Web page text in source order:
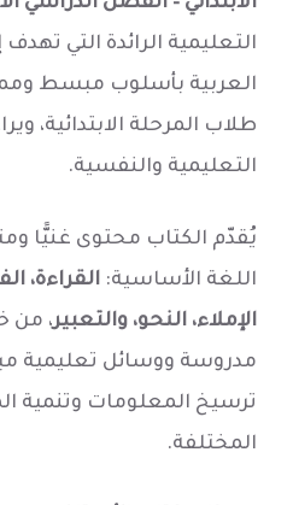
التعليمية الرائدة التي
العربية بأسلوب مبسط
طلاب المرحلة الابتدائية،
التعليمية والنفسية.
يُقدّم الكتاب محتوى غنيًّا
اللغة الأساسية: القراءة،
الإملاء، النحو، والتعبير، من
مدروسة ووسائل تعليمية
ترسيخ المعلومات وتنمية
المختلفة.